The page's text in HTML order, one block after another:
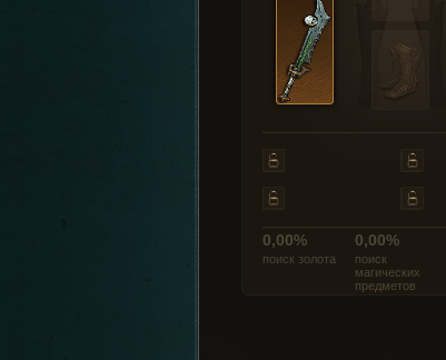
0,00%
поиск золота
0,00%
поиск
магических
предметов